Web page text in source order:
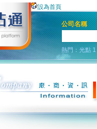
設為首頁
公司名稱
熱門：光點 1